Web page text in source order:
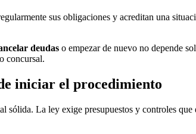
sus obligaciones y acreditan una
deudas o empezar de nuevo no depende
concursal.
iniciar el procedimiento
sólida. La ley exige presupuestos y controles